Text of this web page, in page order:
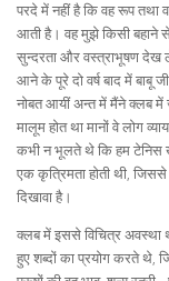
परदे में नहीं है कि वह रूप
आती है। वह मुझे किसी बहाने
सुन्दरता और वस्त्राभूषण देख
आने के पूरे दो वर्ष बाद में बाबू
नोबत आयीं अन्त में मैंने क्लब
मालूम होत था मानों वे लोग
कभी न भूलते थे कि हम
एक कृत्रिमता होती थी,
दिखावा है।
क्लब में इससे विचित्र अवस्था
हुए शब्दों का प्रयोग करते थे,